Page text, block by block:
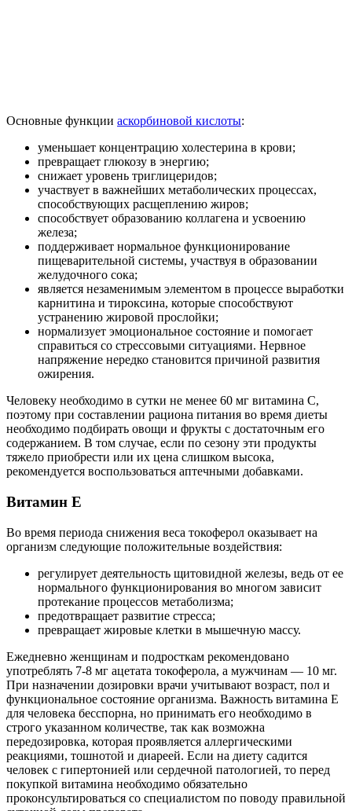
Основные функции аскорбиновой кислоты:
уменьшает концентрацию холестерина в крови;
превращает глюкозу в энергию;
снижает уровень триглицеридов;
участвует в важнейших метаболических процессах,
способствующих расщеплению жиров;
способствует образованию коллагена и усвоению
железа;
поддерживает нормальное функционирование
пищеварительной системы, участвуя в образовании
желудочного сока;
является незаменимым элементом в процессе выработки
карнитина и тироксина, которые способствуют
устранению жировой прослойки;
нормализует эмоциональное состояние и помогает
справиться со стрессовыми ситуациями. Нервное
напряжение нередко становится причиной развития
ожирения.
Человеку необходимо в сутки не менее 60 мг витамина С,
поэтому при составлении рациона питания во время диеты
необходимо подбирать овощи и фрукты с достаточным его
содержанием. В том случае, если по сезону эти продукты
тяжело приобрести или их цена слишком высока,
рекомендуется воспользоваться аптечными добавками.
Витамин Е
Во время периода снижения веса токоферол оказывает на
организм следующие положительные воздействия:
регулирует деятельность щитовидной железы, ведь от ее
нормального функционирования во многом зависит
протекание процессов метаболизма;
предотвращает развитие стресса;
превращает жировые клетки в мышечную массу.
Ежедневно женщинам и подросткам рекомендовано
употреблять 7-8 мг ацетата токоферола, а мужчинам — 10 мг.
При назначении дозировки врачи учитывают возраст, пол и
функциональное состояние организма. Важность витамина Е
для человека бесспорна, но принимать его необходимо в
строго указанном количестве, так как возможна
передозировка, которая проявляется аллергическими
реакциями, тошнотой и диареей. Если на диету садится
человек с гипертонией или сердечной патологией, то перед
покупкой витамина необходимо обязательно
проконсультироваться со специалистом по поводу правильной